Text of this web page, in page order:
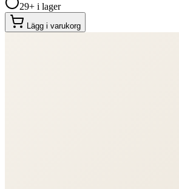
29+ i lager
Lägg i varukorg